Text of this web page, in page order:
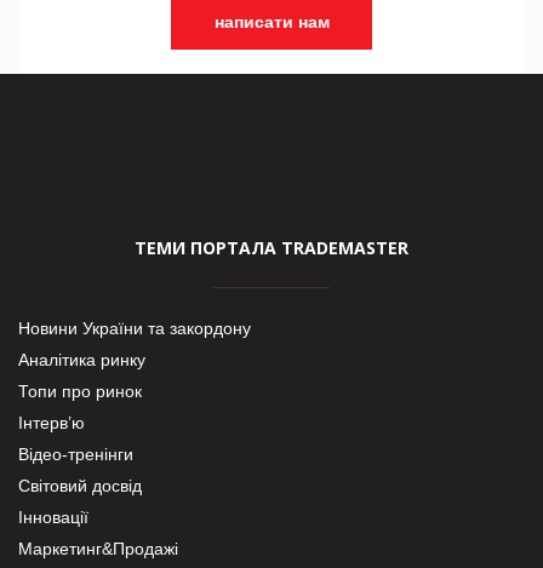
написати нам
ТЕМИ ПОРТАЛА TRADEMASTER
Новини України та закордону
Аналітика ринку
Топи про ринок
Інтерв’ю
Відео-тренінги
Світовий досвід
Інновації
Маркетинг&Продажі